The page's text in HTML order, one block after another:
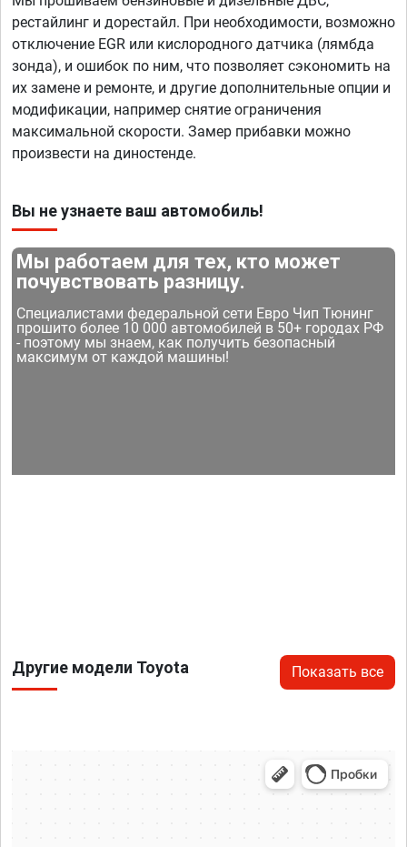
рестайлинг и дорестайл. При необходимости, возможно
отключение EGR или кислородного датчика (лямбда
зонда), и ошибок по ним, что позволяет сэкономить на
их замене и ремонте, и другие дополнительные опции и
модификации, например снятие ограничения
максимальной скорости. Замер прибавки можно
произвести на диностенде.
Вы не узнаете ваш автомобиль!
Мы работаем для тех, кто может
почувствовать разницу.
Специалистами федеральной сети Евро Чип Тюнинг
прошито более 10 000 автомобилей в 50+ городах РФ
- поэтому мы знаем, как получить безопасный
максимум от каждой машины!
Другие модели Toyota Показать все